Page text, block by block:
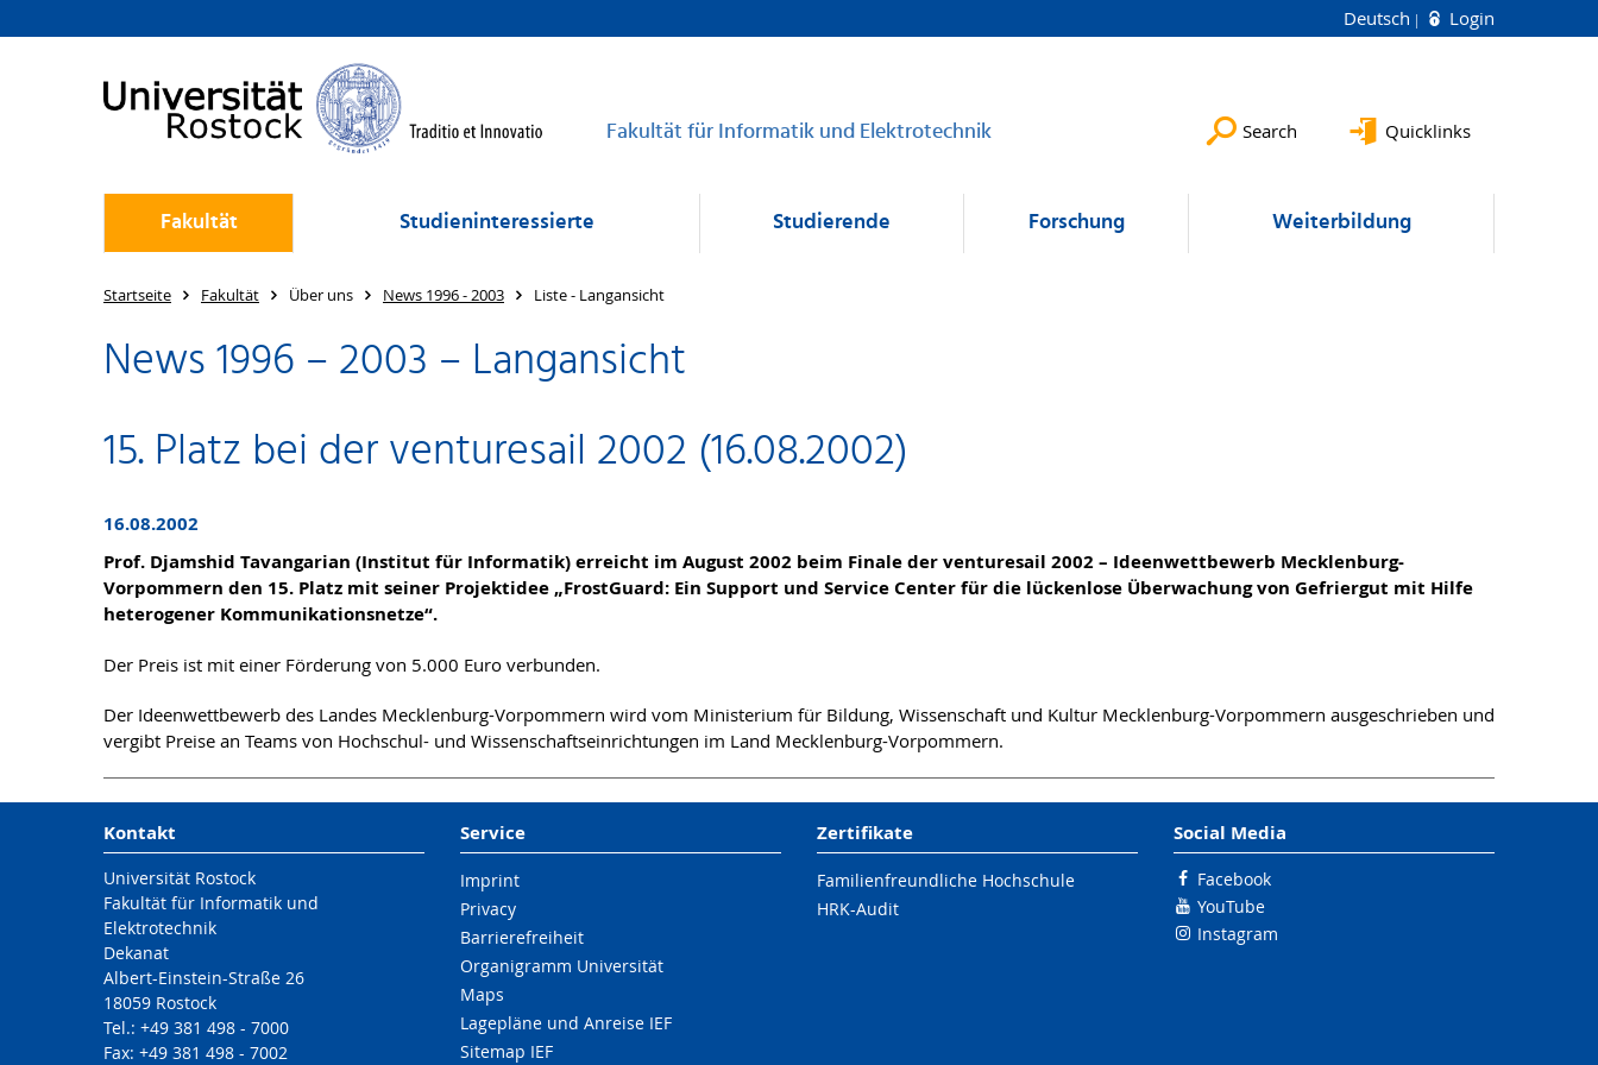
Deutsch Login
Fakultät für Informatik und Elektrotechnik Search Quicklinks
Fakultät Studieninteressierte Studierende Forschung Weiterbildung
Startseite Fakultät Über uns News 1996 - 2003 Liste - Langansicht
News 1996 – 2003 – Langansicht
15. Platz bei der venturesail 2002 (16.08.2002)
16.08.2002
Prof. Djamshid Tavangarian (Institut für Informatik) erreicht im August 2002 beim Finale der venturesail 2002 – Ideenwettbewerb Mecklenburg-
Vorpommern den 15. Platz mit seiner Projektidee „FrostGuard: Ein Support und Service Center für die lückenlose Überwachung von Gefriergut mit Hilfe
heterogener Kommunikationsnetze“.
Der Preis ist mit einer Förderung von 5.000 Euro verbunden.
Der Ideenwettbewerb des Landes Mecklenburg-Vorpommern wird vom Ministerium für Bildung, Wissenschaft und Kultur Mecklenburg-Vorpommern ausgeschrieben und
vergibt Preise an Teams von Hochschul- und Wissenschaftseinrichtungen im Land Mecklenburg-Vorpommern.
Kontakt
Universität Rostock
Fakultät für Informatik und
Elektrotechnik
Dekanat
Albert-Einstein-Straße 26
18059 Rostock
Tel.: +49 381 498 - 7000
Fax: +49 381 498 - 7002
Service
Imprint
Privacy
Barrierefreiheit
Organigramm Universität
Maps
Lagepläne und Anreise IEF
Sitemap IEF
Zertifikate
Familienfreundliche Hochschule
HRK-Audit
Social Media
Facebook
YouTube
Instagram